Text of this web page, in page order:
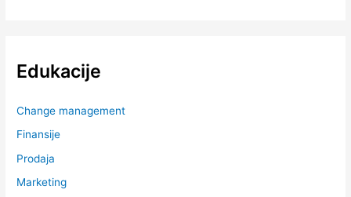
Edukacije
Change management
Finansije
Prodaja
Marketing